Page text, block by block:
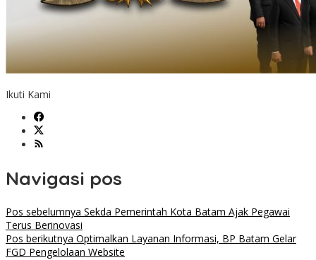
Ikuti Kami
Navigasi pos
Pos sebelumnya Sekda Pemerintah Kota Batam Ajak Pegawai
Terus Berinovasi
Pos berikutnya Optimalkan Layanan Informasi, BP Batam Gelar
FGD Pengelolaan Website